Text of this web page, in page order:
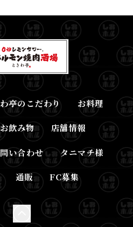
亭のこだわり お料理
お飲み物 店舗情報
い合わせ タニマチ様
通販 FC募集